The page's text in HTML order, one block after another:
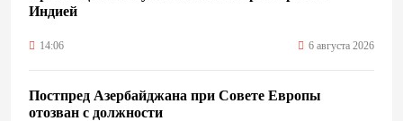
Индией
14:06 6 августа 2026
Постпред Азербайджана при Совете Европы
отозван с должности